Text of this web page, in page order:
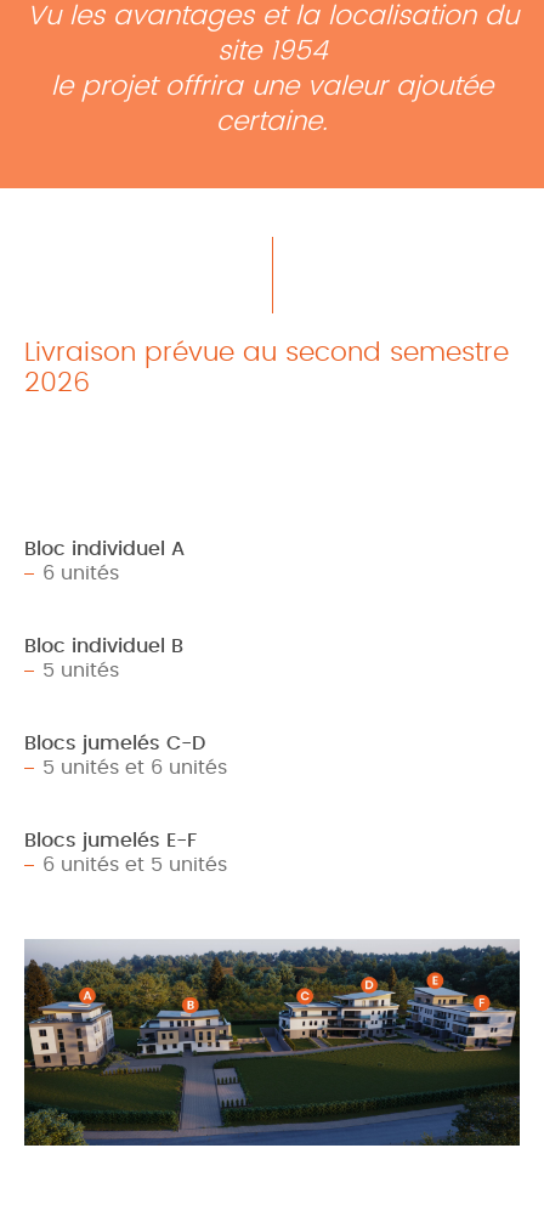
Vu les avantages et la localisation du
site 1954
le projet offrira une valeur ajoutée
certaine.
Livraison prévue au second semestre
2026
Bloc individuel A
6 unités
Bloc individuel B
5 unités
Blocs jumelés C-D
5 unités et 6 unités
Blocs jumelés E-F
6 unités et 5 unités